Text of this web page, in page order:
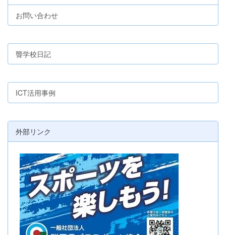
お問い合わせ
聾学校日記
ICT活用事例
外部リンク